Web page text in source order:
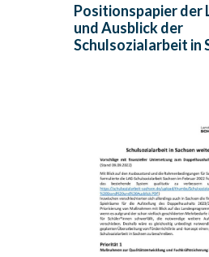
Positionspapier der
und Ausblick der
Schulsozialarbeit in